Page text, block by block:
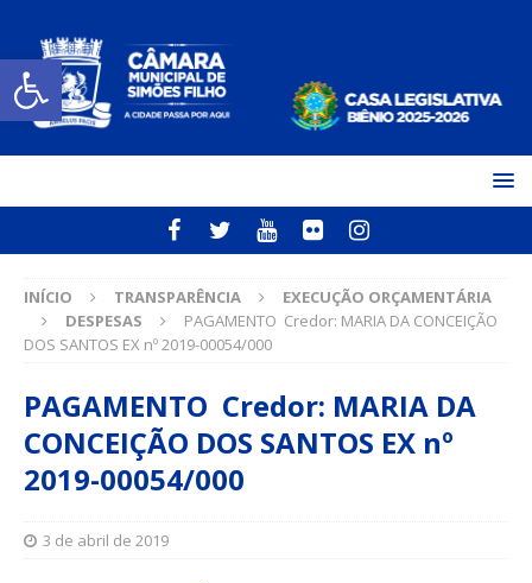
Open toolbar
INÍCIO TRANSPARÊNCIA
EXECUÇÃO ORÇAMENTÁRIA
DESPESAS
PAGAMENTO Credor: MARIA DA CONCEIÇÃO
DOS SANTOS EX nº 2019-00054/000
PAGAMENTO Credor: MARIA DA
CONCEIÇÃO DOS SANTOS EX nº
2019-00054/000
3 de abril de 2019